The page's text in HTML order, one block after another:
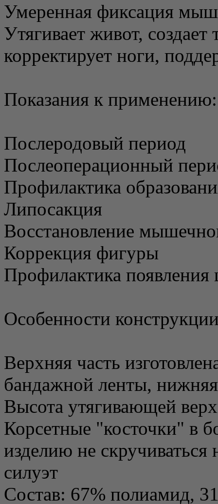
Умеренная фиксация
Утягивает живот,
корректирует ноги,
Показания к применению:
Послеродовый период
Послеоперационный
Профилактика
Липосакция
Восстановление
Коррекция фигуры
Профилактика появления
Особенности
Верхняя часть
бандажной ленты,
Высота утягивающей
Корсетные "косточки" в
изделию не скручиваться
силуэт
Состав: 67% полиамид,